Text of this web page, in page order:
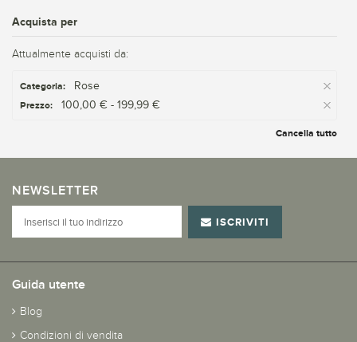
Acquista per
Attualmente acquisti da:
Categoria: Rose
Prezzo: 100,00 € - 199,99 €
Cancella tutto
NEWSLETTER
ISCRIVITI
Guida utente
Blog
Condizioni di vendita